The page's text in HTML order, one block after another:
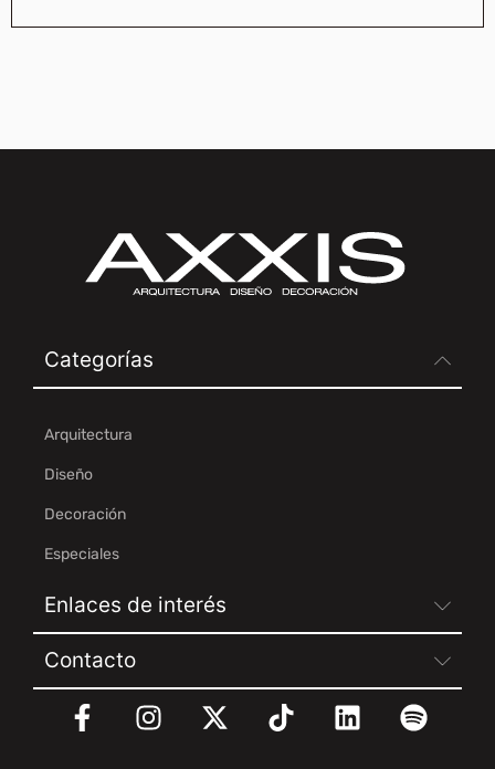
Categorías
Arquitectura
Diseño
Decoración
Especiales
Enlaces de interés
Contacto